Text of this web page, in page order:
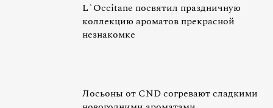
L`Occitane посвятил праздничную
коллекцию ароматов прекрасной
незнакомке
Лосьоны от CND согревают сладкими